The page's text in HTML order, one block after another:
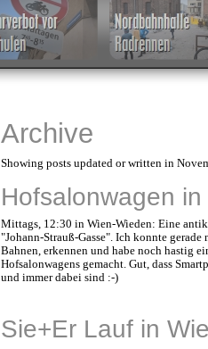
Archive
Showing posts updated or written in
Hofsalonwagen in
Mittags, 12:30 in Wien-Wieden: Eine
"Johann-Strauß-Gasse". Ich konnte
Bahnen, erkennen und habe noch hastig
Hofsalonwagens gemacht. Gut, dass
und immer dabei sind :-)
Sie+Er Lauf in